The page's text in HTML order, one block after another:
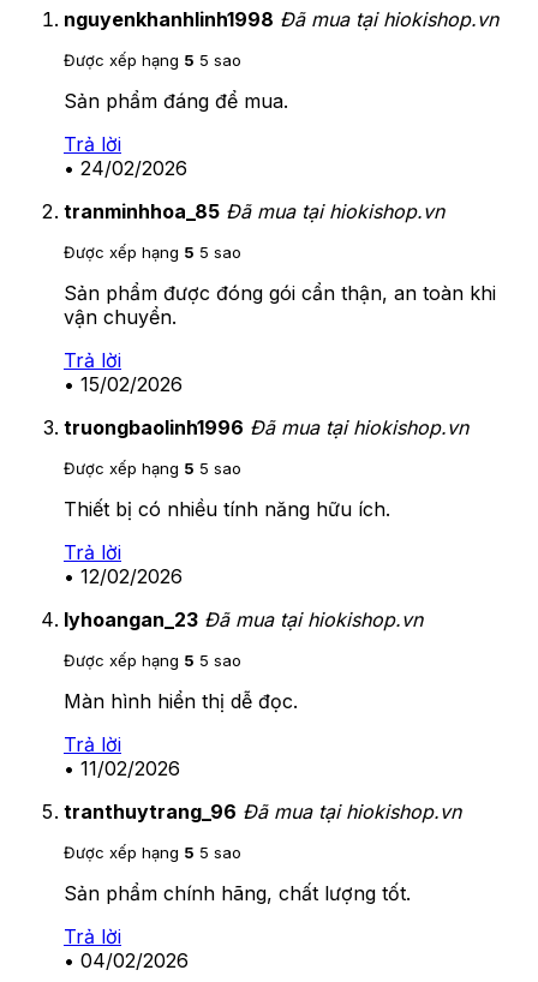
nguyenkhanhlinh1998 Đã mua tại hiokishop.vn
Được xếp hạng 5 5 sao
Sản phẩm đáng để mua.
Trả lời
• 24/02/2026
tranminhhoa_85 Đã mua tại hiokishop.vn
Được xếp hạng 5 5 sao
Sản phẩm được đóng gói cẩn thận, an toàn khi
vận chuyển.
Trả lời
• 15/02/2026
truongbaolinh1996 Đã mua tại hiokishop.vn
Được xếp hạng 5 5 sao
Thiết bị có nhiều tính năng hữu ích.
Trả lời
• 12/02/2026
lyhoangan_23 Đã mua tại hiokishop.vn
Được xếp hạng 5 5 sao
Màn hình hiển thị dễ đọc.
Trả lời
• 11/02/2026
tranthuytrang_96 Đã mua tại hiokishop.vn
Được xếp hạng 5 5 sao
Sản phẩm chính hãng, chất lượng tốt.
Trả lời
• 04/02/2026